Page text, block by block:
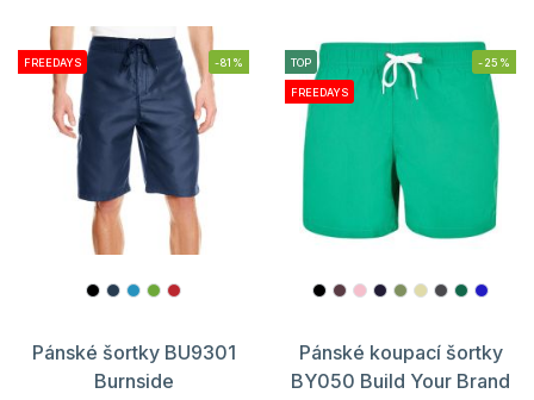
FREEDAYS -81%
Pánské šortky BU9301
Burnside
TOP
FREEDAYS
-25%
Pánské koupací šortky
BY050 Build Your Brand